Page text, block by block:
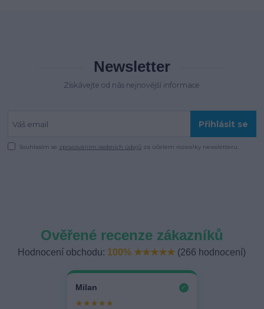
Newsletter
Získávejte od nás nejnovější informace
Přihlásit se
Souhlasím se zpracováním osobních údajů za účelem rozesílky newsletteru.
Ověřené recenze zákazníků
Hodnocení obchodu: 100% ★★★★★ (266 hodnocení)
Milan ✓
★★★★★